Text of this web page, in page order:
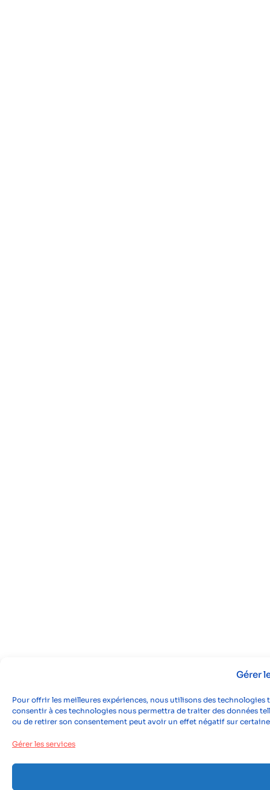
Gérer
Pour offrir les meilleures expériences, nous utilisons des
consentir à ces technologies nous permettra de traiter des données
ou de retirer son consentement peut avoir un effet négatif sur
Gérer les services